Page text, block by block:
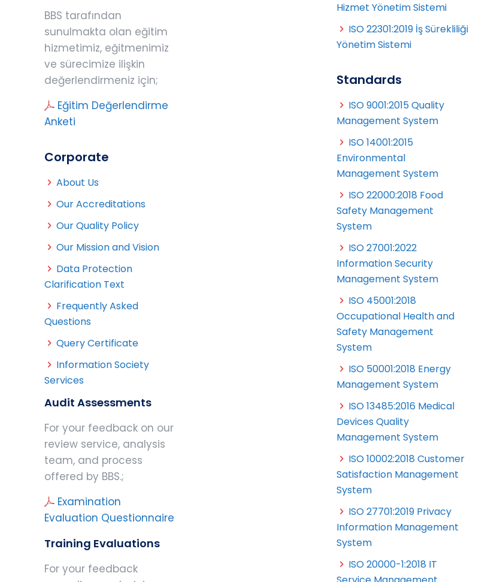
BBS tarafından
sunulmakta olan eğitim
hizmetimiz, eğitmenimiz
ve sürecimize ilişkin
değerlendirmeniz için;
Eğitim Değerlendirme
Anketi
Corporate
About Us
Our Accreditations
Our Quality Policy
Our Mission and Vision
Data Protection
Clarification Text
Frequently Asked
Questions
Query Certificate
Information Society
Services
Audit Assessments
For your feedback on our
review service, analysis
team, and process
offered by BBS.;
Examination
Evaluation Questionnaire
Training Evaluations
For your feedback
Hizmet Yönetim Sistemi
ISO 22301:2019 İş Sürekliliği
Yönetim Sistemi
Standards
ISO 9001:2015 Quality
Management System
ISO 14001:2015
Environmental
Management System
ISO 22000:2018 Food
Safety Management
System
ISO 27001:2022
Information Security
Management System
ISO 45001:2018
Occupational Health and
Safety Management
System
ISO 50001:2018 Energy
Management System
ISO 13485:2016 Medical
Devices Quality
Management System
ISO 10002:2018 Customer
Satisfaction Management
System
ISO 27701:2019 Privacy
Information Management
System
ISO 20000-1:2018 IT